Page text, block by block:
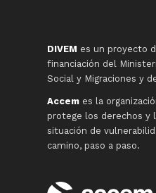
DIVEM es un proyecto
financiación del
Social y Migraciones y
Accem es la
protege los derechos y
situación de
camino, paso a paso.